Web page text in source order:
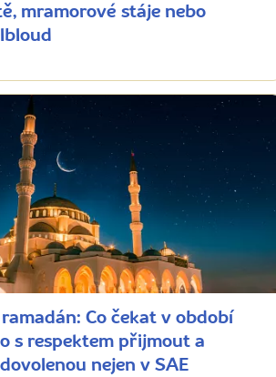
mramorové stáje nebo
Co čekat v období
s respektem přijmout a
nejen v SAE